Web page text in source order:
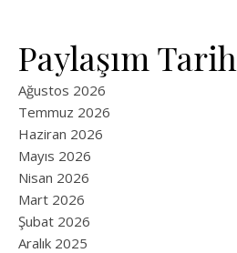
Paylaşım
Ağustos 2026
Temmuz 2026
Haziran 2026
Mayıs 2026
Nisan 2026
Mart 2026
Şubat 2026
Aralık 2025